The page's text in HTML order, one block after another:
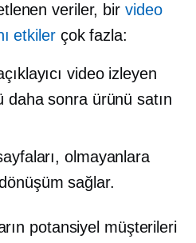
veriler, bir video
etkilerçok fazla:
video izleyen
daha sonra ürünü satın
olmayanlara
sağlar.
potansiyel müşterileri